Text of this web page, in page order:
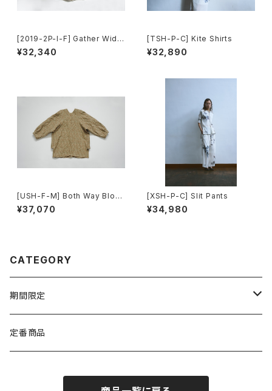
[2019-2P-I-F] Gather Wide
Pants
¥32,340
[TSH-P-C] Kite Shirts
¥32,890
[USH-F-M] Both Way Blous
e
¥37,070
[XSH-P-C] Slit Pants
¥34,980
CATEGORY
期間限定
TEXTILE
定番商品